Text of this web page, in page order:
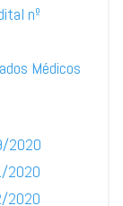
nº
Médicos
2020
2020
2020